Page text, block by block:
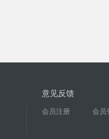
意见反馈
会员注册 会员